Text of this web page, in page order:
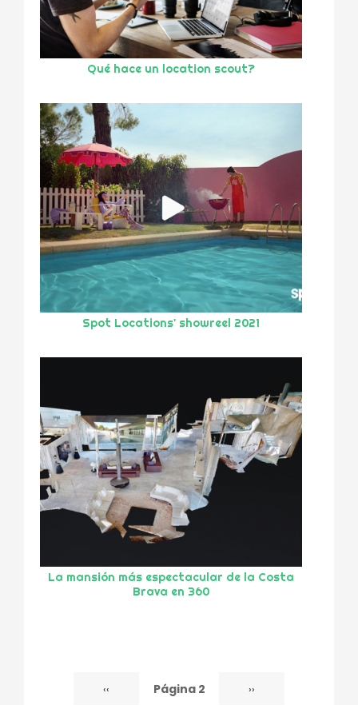
Qué hace un location scout?
Spot Locations' showreel 2021
La mansión más espectacular de la Costa
Brava en 360
PaginaciónPágina
‹‹ Página 2 Siguiente
››